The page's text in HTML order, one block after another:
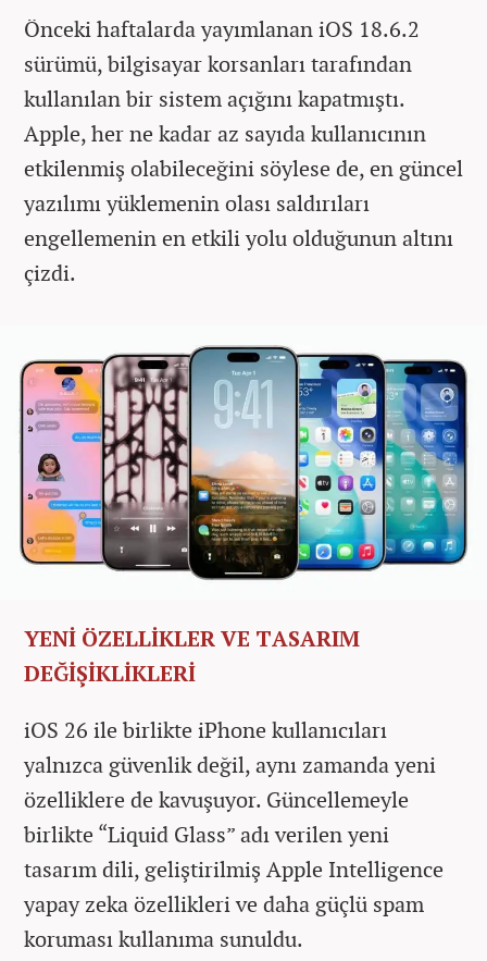
Önceki haftalarda yayımlanan iOS 18.6.2
sürümü, bilgisayar korsanları tarafından
kullanılan bir sistem açığını kapatmıştı.
Apple, her ne kadar az sayıda kullanıcının
etkilenmiş olabileceğini söylese de, en güncel
yazılımı yüklemenin olası saldırıları
engellemenin en etkili yolu olduğunun altını
çizdi.
YENİ ÖZELLİKLER VE TASARIM
DEĞİŞİKLİKLERİ
iOS 26 ile birlikte iPhone kullanıcıları
yalnızca güvenlik değil, aynı zamanda yeni
özelliklere de kavuşuyor. Güncellemeyle
birlikte “Liquid Glass” adı verilen yeni
tasarım dili, geliştirilmiş Apple Intelligence
yapay zeka özellikleri ve daha güçlü spam
koruması kullanıma sunuldu.